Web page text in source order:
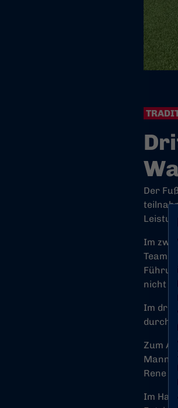
Der
Im
Team
nicht
Im
durch,
Zum
Rene
Im